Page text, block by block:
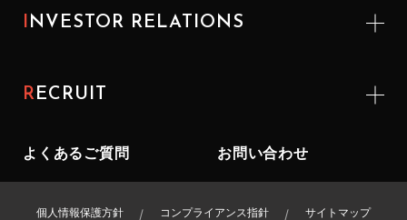
INVESTOR RELATIONS
RECRUIT
よくあるご質問 お問い合わせ
個人情報保護方針 コンプライアンス指針 サイトマップ